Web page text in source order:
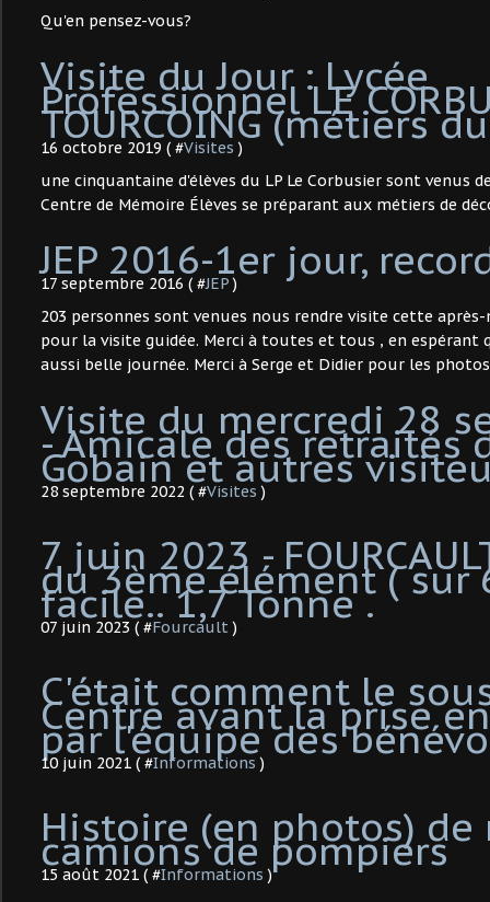
Qu'en pensez-vous?
Visite du Jour : Lycée
Professionnel LE
TOURCOING (métiers
16 octobre 2019 ( #Visites )
une cinquantaine d'élèves du LP Le Corbusier sont venus
Centre de Mémoire Élèves se préparant aux métiers de
JEP 2016-1er jour,
17 septembre 2016 ( #JEP)
203 personnes sont venues nous rendre visite cette
pour la visite guidée. Merci à toutes et tous , en espérant
aussi belle journée. Merci à Serge et Didier pour les
Visite du mercredi 28
- Amicale des retraités
Gobain et autres
28 septembre 2022 ( #Visites )
7 juin 2023 -
du 3ème élément ( sur
facile.. 1,7 Tonne .
07 juin 2023 ( #Fourcault)
C'était comment le
Centre avant la prise
par l'équipe des
10 juin 2021 ( #Informations )
Histoire (en photos) de
camions de pompiers
15 août 2021 ( #Informations )